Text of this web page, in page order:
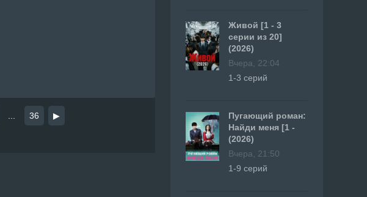
36 ▶
Живой [1 - 3
серии из 20]
(2026)
Вчера, 22:04
1-3 серий
Пугающий роман:
Найди меня [1 -
(2026)
Вчера, 21:50
1-9 серий